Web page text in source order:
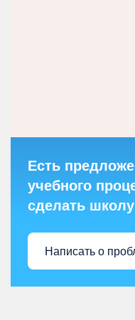
Есть
учебного
сделать
Написать о